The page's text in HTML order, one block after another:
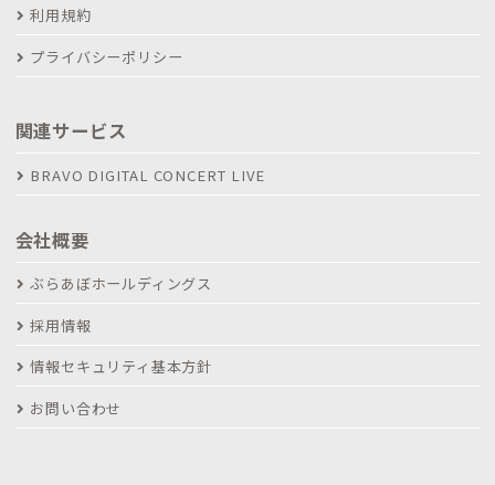
利用規約
プライバシーポリシー
関連サービス
BRAVO DIGITAL CONCERT LIVE
会社概要
ぶらあぼホールディングス
採用情報
情報セキュリティ基本方針
お問い合わせ